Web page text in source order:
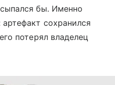
бы. Именно
сохранился
потерял владелец